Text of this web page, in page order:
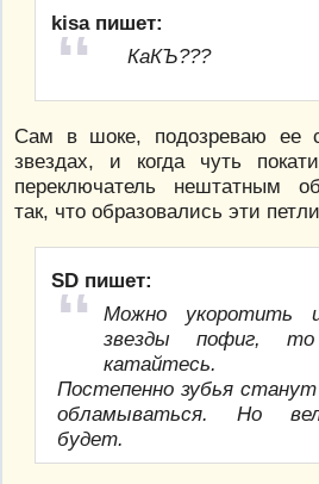
kisa пишет:
КаКЪ???
Сам в шоке, подозреваю ее
звездах, и когда чуть
переключатель нештатным
так, что образовались эти
SD пишет:
Можно укоротить
звезды пофиг,
катайтесь.
Постепенно зубья
обламываться. Но
будет.